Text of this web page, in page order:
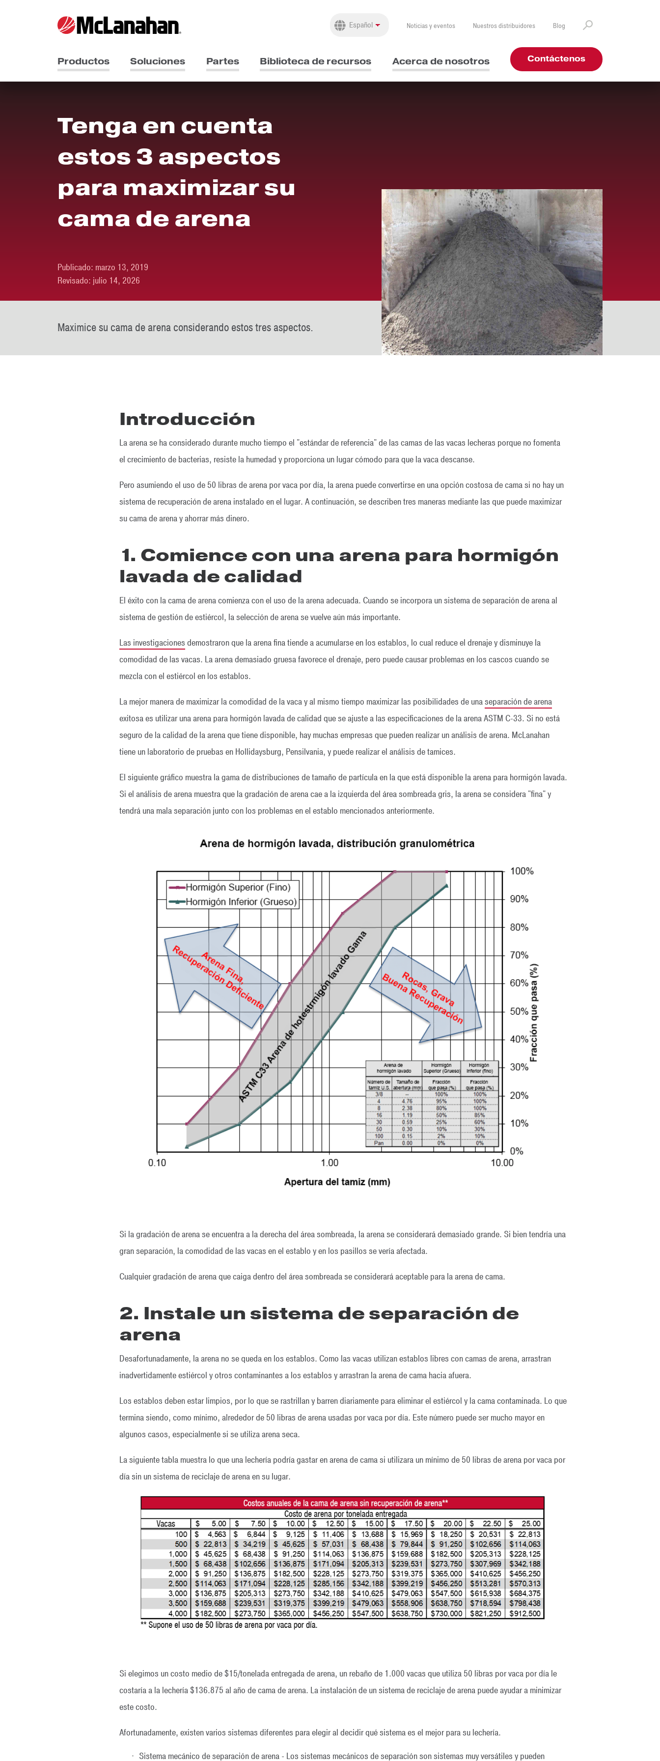
Noticias y eventos Nuestros distribuidores Blog
Productos Soluciones Partes Biblioteca de recursos Acerca de nosotros Contáctenos
Tenga en cuenta
estos 3 aspectos
para maximizar su
cama de arena
Publicado: marzo 13, 2019
Revisado: julio 14, 2026
Maximice su cama de arena considerando estos tres aspectos.
Introducción
La arena se ha considerado durante mucho tiempo el "estándar de referencia" de las camas de las vacas lecheras porque no fomenta
el crecimiento de bacterias, resiste la humedad y proporciona un lugar cómodo para que la vaca descanse.
Pero asumiendo el uso de 50 libras de arena por vaca por día, la arena puede convertirse en una opción costosa de cama si no hay un
sistema de recuperación de arena instalado en el lugar. A continuación, se describen tres maneras mediante las que puede maximizar
su cama de arena y ahorrar más dinero.
1. Comience con una arena para hormigón
lavada de calidad
El éxito con la cama de arena comienza con el uso de la arena adecuada. Cuando se incorpora un sistema de separación de arena al
sistema de gestión de estiércol, la selección de arena se vuelve aún más importante.
Las investigaciones demostraron que la arena fina tiende a acumularse en los establos, lo cual reduce el drenaje y disminuye la
comodidad de las vacas. La arena demasiado gruesa favorece el drenaje, pero puede causar problemas en los cascos cuando se
mezcla con el estiércol en los establos.
La mejor manera de maximizar la comodidad de la vaca y al mismo tiempo maximizar las posibilidades de unaseparación de arena
exitosa es utilizar una arena para hormigón lavada de calidad que se ajuste a las especificaciones de la arena ASTM C-33. Si no está
seguro de la calidad de la arena que tiene disponible, hay muchas empresas que pueden realizar un análisis de arena. McLanahan
tiene un laboratorio de pruebas en Hollidaysburg, Pensilvania, y puede realizar el análisis de tamices.
El siguiente gráfico muestra la gama de distribuciones de tamaño de partícula en la que está disponible la arena para hormigón lavada.
Si el análisis de arena muestra que la gradación de arena cae a la izquierda del área sombreada gris, la arena se considera "fina" y
tendrá una mala separación junto con los problemas en el establo mencionados anteriormente.
Si la gradación de arena se encuentra a la derecha del área sombreada, la arena se considerará demasiado grande. Si bien tendría una
gran separación, la comodidad de las vacas en el establo y en los pasillos se vería afectada.
Cualquier gradación de arena que caiga dentro del área sombreada se considerará aceptable para la arena de cama.
2. Instale un sistema de separación de
arena
Desafortunadamente, la arena no se queda en los establos. Como las vacas utilizan establos libres con camas de arena, arrastran
inadvertidamente estiércol y otros contaminantes a los establos y arrastran la arena de cama hacia afuera.
Los establos deben estar limpios, por lo que se rastrillan y barren diariamente para eliminar el estiércol y la cama contaminada. Lo que
termina siendo, como mínimo, alrededor de 50 libras de arena usadas por vaca por día. Este número puede ser mucho mayor en
algunos casos, especialmente si se utiliza arena seca.
La siguiente tabla muestra lo que una lechería podría gastar en arena de cama si utilizara un mínimo de 50 libras de arena por vaca por
día sin un sistema de reciclaje de arena en su lugar.
Si elegimos un costo medio de $15/tonelada entregada de arena, un rebaño de 1.000 vacas que utiliza 50 libras por vaca por día le
costaría a la lechería $136.875 al año de cama de arena. La instalación de un sistema de reciclaje de arena puede ayudar a minimizar
este costo.
Afortunadamente, existen varios sistemas diferentes para elegir al decidir qué sistema es el mejor para su lechería.
Sistema mecánico de separación de arena - Los sistemas mecánicos de separación son sistemas muy versátiles y pueden